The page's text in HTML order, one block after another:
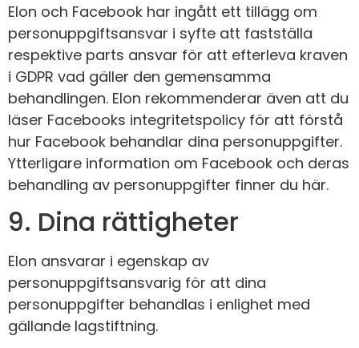
Elon och Facebook har ingått ett tillägg om
personuppgiftsansvar i syfte att fastställa
respektive parts ansvar för att efterleva kraven
i GDPR vad gäller den gemensamma
behandlingen. Elon rekommenderar även att du
läser Facebooks integritetspolicy för att förstå
hur Facebook behandlar dina personuppgifter.
Ytterligare information om Facebook och deras
behandling av personuppgifter finner du här.
9. Dina rättigheter
Elon ansvarar i egenskap av
personuppgiftsansvarig för att dina
personuppgifter behandlas i enlighet med
gällande lagstiftning.